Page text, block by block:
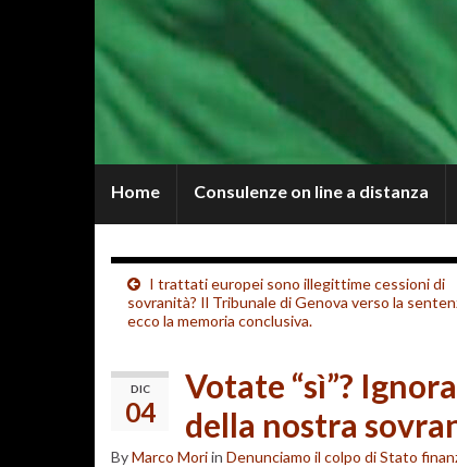
Home Consulenze on line a distanza
I trattati europei sono illegittime cessioni di
sovranità? Il Tribunale di Genova verso la
ecco la memoria conclusiva.
DIC
04
Votate “sì”?
della nostra
ByMarco Moriin Denunciamo il colpo di Stato